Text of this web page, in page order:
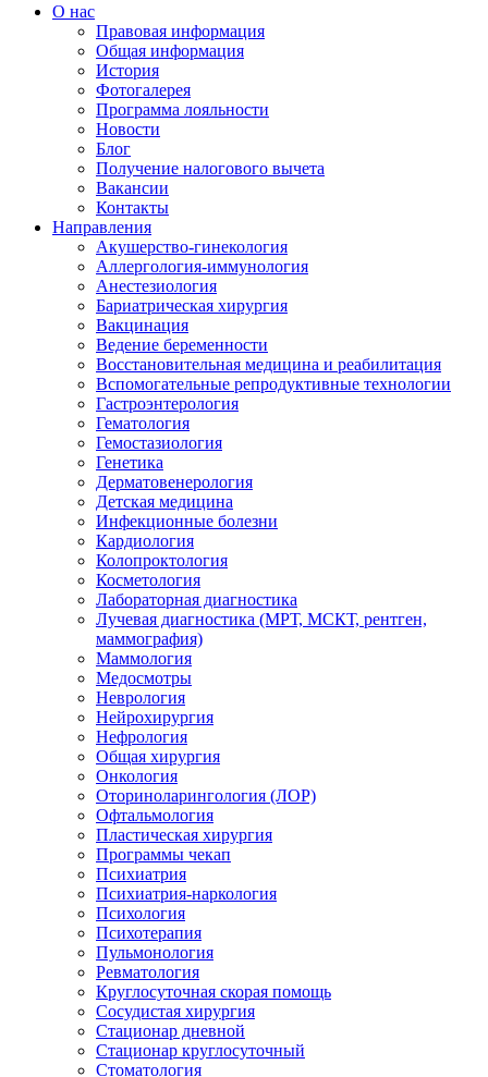
О нас
Правовая информация
Общая информация
История
Фотогалерея
Программа лояльности
Новости
Блог
Получение налогового вычета
Вакансии
Контакты
Направления
Акушерство-гинекология
Аллергология-иммунология
Анестезиология
Бариатрическая хирургия
Вакцинация
Ведение беременности
Восстановительная медицина и реабилитация
Вспомогательные репродуктивные технологии
Гастроэнтерология
Гематология
Гемостазиология
Генетика
Дерматовенерология
Детская медицина
Инфекционные болезни
Кардиология
Колопроктология
Косметология
Лабораторная диагностика
Лучевая диагностика (МРТ, МСКТ, рентген,
маммография)
Маммология
Медосмотры
Неврология
Нейрохирургия
Нефрология
Общая хирургия
Онкология
Оториноларингология (ЛОР)
Офтальмология
Пластическая хирургия
Программы чекап
Психиатрия
Психиатрия-наркология
Психология
Психотерапия
Пульмонология
Ревматология
Круглосуточная скорая помощь
Сосудистая хирургия
Стационар дневной
Стационар круглосуточный
Стоматология